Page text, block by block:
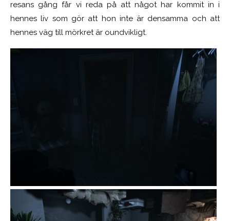
resans gång får vi reda på att något har kommit in i
hennes liv som gör att hon inte är densamma och att
hennes väg till mörkret är oundvikligt.